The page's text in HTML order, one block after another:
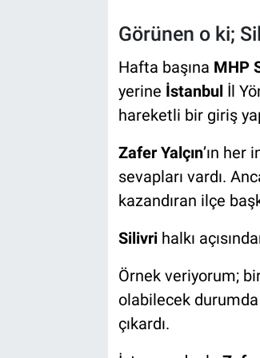
Görünen o ki;
Hafta başına MHP
yerine İstanbul İl
hareketli bir giriş
Zafer Yalçın’ın her
sevapları vardı.
kazandıran ilçe
Silivrihalkı
Örnek veriyorum;
olabilecek durumda
çıkardı.